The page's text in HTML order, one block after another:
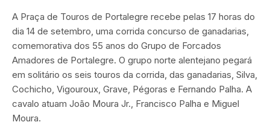
A Praça de Touros de Portalegre recebe pelas 17 horas do
dia 14 de setembro, uma corrida concurso de ganadarias,
comemorativa dos 55 anos do Grupo de Forcados
Amadores de Portalegre. O grupo norte alentejano pegará
em solitário os seis touros da corrida, das ganadarias, Silva,
Cochicho, Vigouroux, Grave, Pégoras e Fernando Palha. A
cavalo atuam João Moura Jr., Francisco Palha e Miguel
Moura.